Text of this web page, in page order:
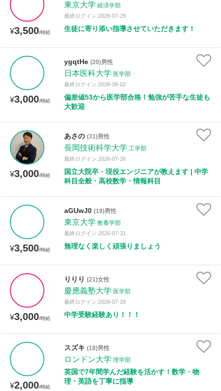
¥3,500/時給
東京大学 経済学部
最終ログイン:2026-07-29
生徒に寄り添い指導させていただきます！
¥3,000/時給
ygqtHe (20)男性
日本医科大学 医学部
最終ログイン:2026-08-02
偏差値53から医学部合格！勉強が苦手な生徒も
大歓迎
¥3,000/時給
あさの (31)男性
長岡技術科学大学 工学部
最終ログイン:2026-07-26
国立大院卒・現役エンジニアが教えます | 中学
科目全般・高校数学・情報科目
¥3,500/時給
aGUwJ0 (19)男性
東京大学 教養学部
最終ログイン:2026-07-31
無理なく楽しく頑張りましょう
¥3,000/時給
りりり (21)女性
慶應義塾大学 医学部
最終ログイン:2026-07-29
中学受験経験あり！！！
¥2,000/時給
スズキ (18)男性
ロンドン大学 理学部
英国で7年間学んだ経験を活かす！数学・物
理・英語を丁寧に指導